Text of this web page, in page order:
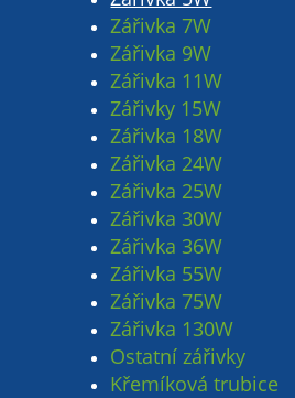
Zářivka 7W
Zářivka 9W
Zářivka 11W
Zářivky 15W
Zářivka 18W
Zářivka 24W
Zářivka 25W
Zářivka 30W
Zářivka 36W
Zářivka 55W
Zářivka 75W
Zářivka 130W
Ostatní zářivky
Křemíková trubice